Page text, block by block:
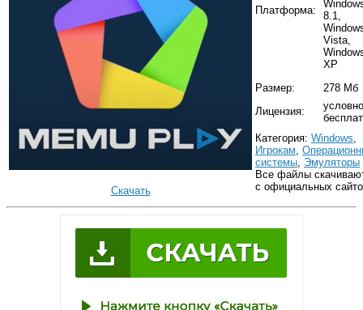
Скачать
Платформа:
8.1,
Vista,
XP
Размер:
278 Мб
Лицензия:
Категория: Windows,
Игрокам,
системы, Эмуляторы
Все файлы
с официальных